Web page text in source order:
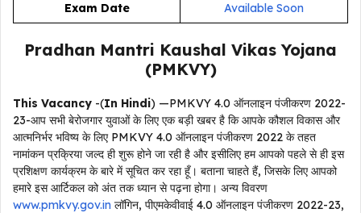
Exam Date Available Soon
Pradhan Mantri Kaushal Vikas Yojana
(PMKVY)
This Vacancy -(In Hindi) —PMKVY 4.0 ऑनलाइन पंजीकरण 2022-
23-आप सभी बेरोजगार युवाओं के लिए एक बड़ी खबर है कि आपके कौशल विकास और
आत्मनिर्भर भविष्य के लिए PMKVY 4.0 ऑनलाइन पंजीकरण 2022 के तहत
नामांकन प्रक्रिया जल्द ही शुरू होने जा रही है और इसीलिए हम आपको पहले से ही इस
प्रशिक्षण कार्यक्रम के बारे में सूचित कर रहा हूँ। बताना चाहते हैं, जिसके लिए आपको
हमारे इस आर्टिकल को अंत तक ध्यान से पढ़ना होगा। अन्य विवरण
www.pmkvy.gov.in लॉगिन, पीएमकेवीवाई 4.0 ऑनलाइन पंजीकरण 2022-23,